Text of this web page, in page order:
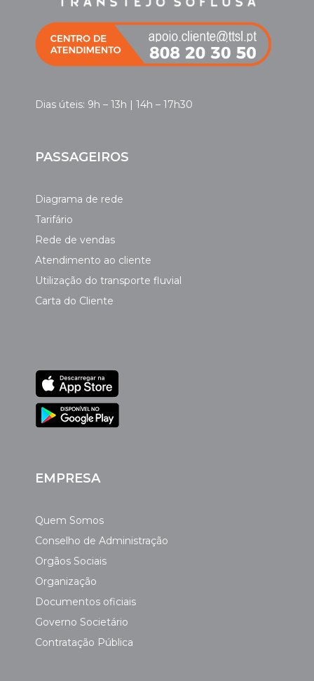
Dias úteis: 9h – 13h | 14h – 17h30
PASSAGEIROS
Diagrama de rede
Tarifário
Rede de vendas
Atendimento ao cliente
Utilização do transporte fluvial
Carta do Cliente
EMPRESA
Quem Somos
Conselho de Administração
Orgãos Sociais
Organização
Documentos oficiais
Governo Societário
Contratação Pública